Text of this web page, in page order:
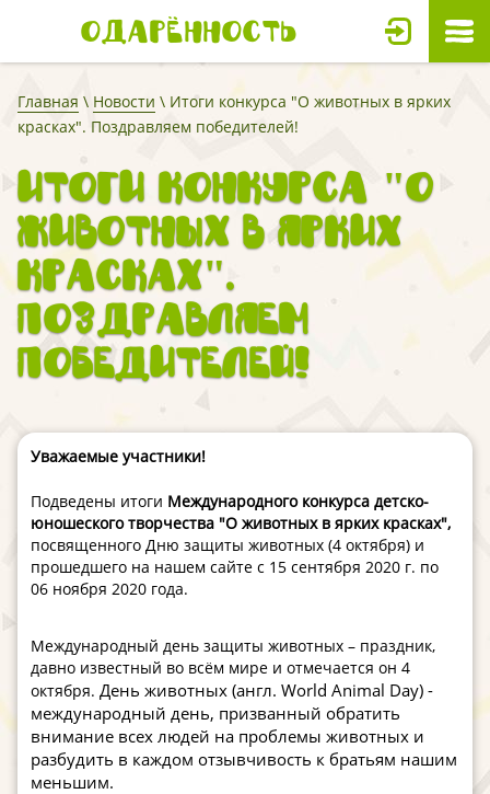
Одарённость
Главная \ Новости \ Итоги конкурса "О животных в ярких
красках". Поздравляем победителей!
Итоги конкурса "О
животных в ярких
красках".
Поздравляем
победителей!
Уважаемые участники!
Подведены итоги Международного конкурса детско-
юношеского творчества "О животных в ярких красках",
посвященного Дню защиты животных (4 октября) и
прошедшего на нашем сайте с 15 сентября 2020 г. по
06 ноября 2020 года.
Международный день защиты животных – праздник,
давно известный во всём мире и отмечается он 4
октября. День животных (англ. World Animal Day) -
международный день, призванный обратить
внимание всех людей на проблемы животных и
разбудить в каждом отзывчивость к братьям нашим
меньшим.